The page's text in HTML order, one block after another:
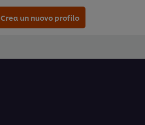
Crea un nuovo profilo